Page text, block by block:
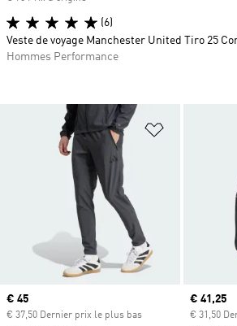
Ajouter à
Prix actuel
€ 45
€ 37,50 Dernier prix le plus bas
Prix
€ 41,25
€ 31,50
(6)
Veste de voyage Manchester United Tiro 25
Hommes Performance